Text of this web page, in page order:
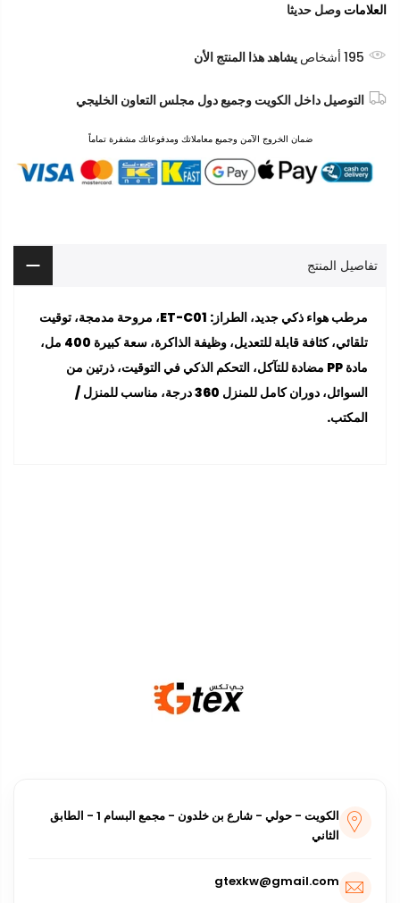
العلامات وصل حديثا
195 أشخاص يشاهد هذا المنتج الأن
التوصيل داخل الكويت وجميع دول مجلس التعاون الخليجي
ضمان الخروج الآمن وجميع معاملاتك ومدفوعاتك مشفرة تماماً
تفاصيل المنتج
مرطب هواء ذكي جديد، الطراز: ET-C01، مروحة مدمجة، توقيت
تلقائي، كثافة قابلة للتعديل، وظيفة الذاكرة، سعة كبيرة 400 مل،
مادة PP مضادة للتآكل، التحكم الذكي في التوقيت، ذرتين من
السوائل، دوران كامل للمنزل 360 درجة، مناسب للمنزل /
المكتب.
الكويت - حولي - شارع بن خلدون - مجمع البسام 1 - الطابق
الثاني
gtexkw@gmail.com